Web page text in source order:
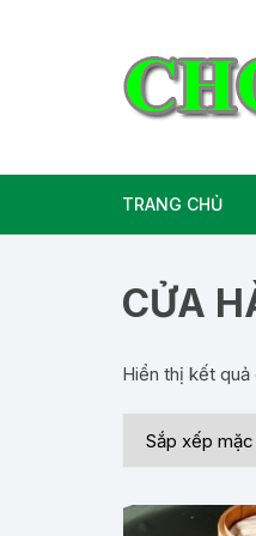
TRANG CHỦ
CỬA
Hiển thị kết quả